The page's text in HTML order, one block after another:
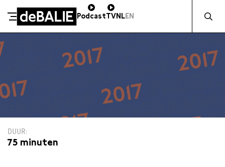
Meteen naar de content
De Balie
PodcastTVNLEN
DUUR
75 minuten